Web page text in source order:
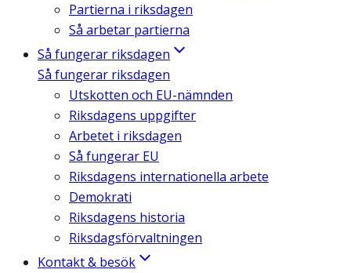
Partierna i riksdagen
Så arbetar partierna
Så fungerar riksdagen
Så fungerar riksdagen
Utskotten och EU-nämnden
Riksdagens uppgifter
Arbetet i riksdagen
Så fungerar EU
Riksdagens internationella arbete
Demokrati
Riksdagens historia
Riksdagsförvaltningen
Kontakt & besök